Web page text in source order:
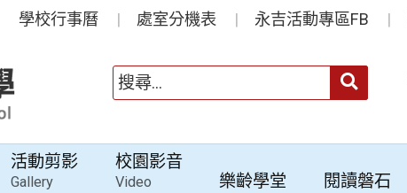
學校行事曆 處室分機表 永吉活動專區FB
送出
活動剪影
Gallery
校園影音
Video 樂齡學堂 閱讀磐石